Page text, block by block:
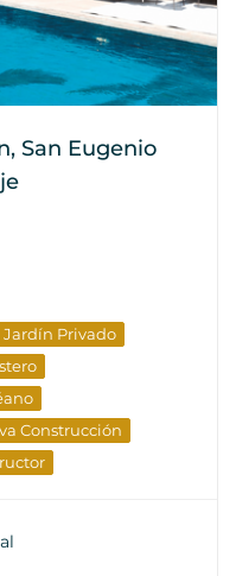
San Eugenio
Jardín Privado
Construcción